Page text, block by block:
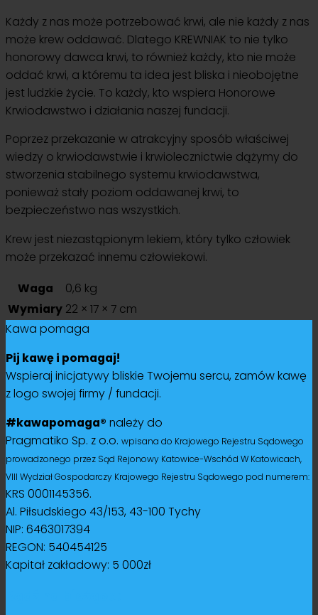
Każdy z nas może potrzebować krwi, ale nie każdy z nas
może krew oddawać. Dlatego KREWNIAK to nie tylko
honorowy dawca krwi, to również każdy, kto nie może
oddać krwi, a któremu ta idea jest bliska i nieobojętne
jest ludzkie życie. To każdy, kto wspiera Honorowe
Krwiodawstwo i działania naszej fundacji.
Poprzez przekazanie w atrakcyjny sposób właściwej
wiedzy o krwiodawstwie i krwiolecznictwie dążymy do
stworzenia stabilnego systemu krwiodawstwa,
ponieważ stały poziom oddawanej krwi, to
bezpieczeństwo nas wszystkich.
Krew jest niezastąpionym lekiem, który tylko człowiek
może przekazać innemu człowiekowi.
Waga
0,6 kg
Wymiary 22 × 17 × 7 cm
Kawa pomaga
Pij kawę i pomagaj!
Wspieraj inicjatywy bliskie Twojemu sercu, zamów kawę
z logo swojej firmy / fundacji.
#kawapomaga® należy do
Pragmatiko Sp. z o.o. wpisana do Krajowego Rejestru Sądowego
prowadzonego przez Sąd Rejonowy Katowice-Wschód W Katowicach,
VIII Wydział Gospodarczy Krajowego Rejestru Sądowego pod numerem:
KRS 0001145356.
Al. Piłsudskiego 43/153, 43-100 Tychy
NIP: 6463017394
REGON: 540454125
Kapitał zakładowy: 5 000zł